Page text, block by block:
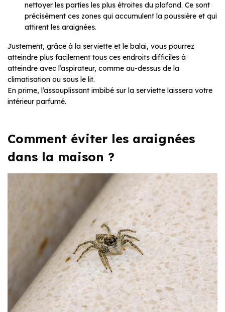
nettoyer les parties les plus étroites du plafond. Ce sont
précisément ces zones qui accumulent la poussière et qui
attirent les araignées.
Justement, grâce à la serviette et le balai, vous pourrez
atteindre plus facilement tous ces endroits difficiles à
atteindre avec l’aspirateur, comme au-dessus de la
climatisation ou sous le lit.
En prime, l’assouplissant imbibé sur la serviette laissera votre
intérieur parfumé.
Comment éviter les araignées
dans la maison ?